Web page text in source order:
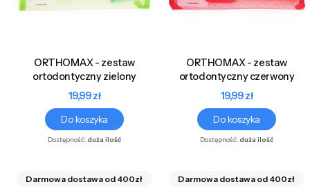
ORTHOMAX - zestaw
ortodontyczny zielony
Cena
19,99 zł
Do koszyka
Dostępność:duża ilość
ORTHOMAX - zestaw
ortodontyczny czerwony
Cena
19,99 zł
Do koszyka
Dostępność:duża ilość